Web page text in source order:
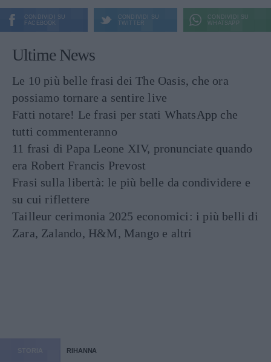
CONDIVIDI SU
FACEBOOK
CONDIVIDI SU
TWITTER
CONDIVIDI SU
WHATSAPP
Ultime News
Le 10 più belle frasi dei The Oasis, che ora
possiamo tornare a sentire live
Fatti notare! Le frasi per stati WhatsApp che
tutti commenteranno
11 frasi di Papa Leone XIV, pronunciate quando
era Robert Francis Prevost
Frasi sulla libertà: le più belle da condividere e
su cui riflettere
Tailleur cerimonia 2025 economici: i più belli di
Zara, Zalando, H&M, Mango e altri
RIHANNA